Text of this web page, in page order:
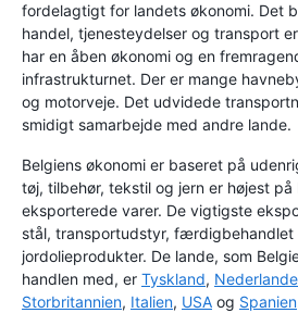
fordelagtigt for landets økonomi. Det
handel, tjenesteydelser og transport
har en åben økonomi og en
infrastrukturnet. Der er mange
og motorveje. Det udvidede
smidigt samarbejde med andre lande.
Belgiens økonomi er baseret på
tøj, tilbehør, tekstil og jern er højest på
eksporterede varer. De vigtigste
stål, transportudstyr, færdigbehandlet
jordolieprodukter. De lande, som
handlen med, er Tyskland,
Storbritannien, Italien, USA og Spanien